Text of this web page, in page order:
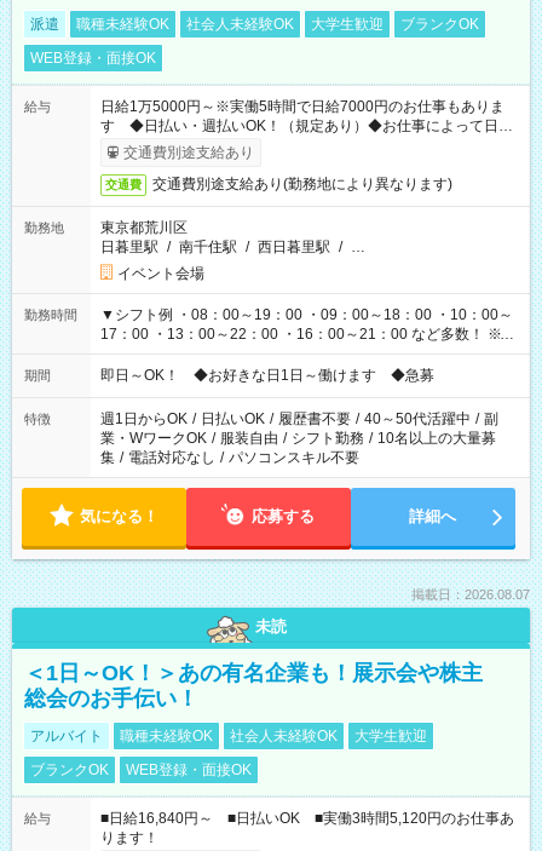
派遣 職種未経験OK 社会人未経験OK 大学生歓迎
ブランクOK
WEB登録・面接OK
給与
日給1万5000円～※実働5時間で日給7000円のお仕事もありま
す ◆日払い・週払いOK！（規定あり）◆お仕事によって日給
も異なります
交通費別途支給あり
交通費 交通費別途支給あり(勤務地により異なります)
勤務地
東京都荒川区
日暮里駅 / 南千住駅 / 西日暮里駅 / …
イベント会場
勤務時間
▼シフト例 ・08：00～19：00 ・09：00～18：00 ・10：00～
17：00 ・13：00～22：00 ・16：00～21：00 など多数！ ※お
仕事により勤務時間が異なります
期間 即日～OK！ ◆お好きな日1日～働けます ◆急募
特徴 週1日からOK / 日払いOK / 履歴書不要 / 40～50代活躍中 / 副
業・WワークOK / 服装自由 / シフト勤務 / 10名以上の大量募
集 / 電話対応なし / パソコンスキル不要
気になる！ 応募する 詳細へ
掲載日：2026.08.07
未読
＜1日～OK！＞あの有名企業も！展示会や株主
総会のお手伝い！
アルバイト 職種未経験OK 社会人未経験OK
大学生歓迎
ブランクOK
WEB登録・面接OK
給与
■日給16,840円～ ■日払いOK ■実働3時間5,120円のお仕事あ
ります！